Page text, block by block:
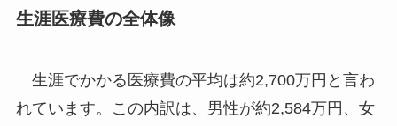
生涯医療費の全体像
生涯でかかる医療費の平均は約2,700万円と言わ
れています。この内訳は、男性が約2,584万円、女